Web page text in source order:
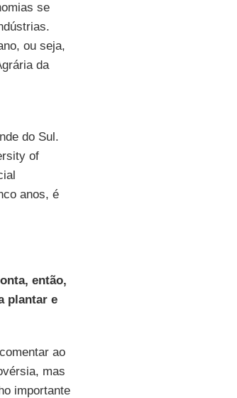
se
ou seja,
da
do Sul.
of
anos, é
então,
plantar e
ao
mas
importante